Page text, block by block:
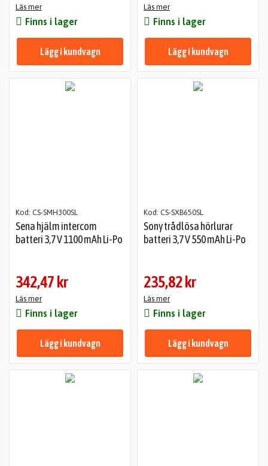
Läs mer
Finns i lager
Lägg i kundvagn
Läs mer
Finns i lager
Lägg i kundvagn
Kod: CS-SMH300SL
Sena hjälm intercom
batteri 3,7 V 1100 mAh Li-Po
342,47 kr
Läs mer
Finns i lager
Lägg i kundvagn
Kod: CS-SXB650SL
Sony trådlösa hörlurar
batteri 3,7 V 550 mAh Li-Po
235,82 kr
Läs mer
Finns i lager
Lägg i kundvagn